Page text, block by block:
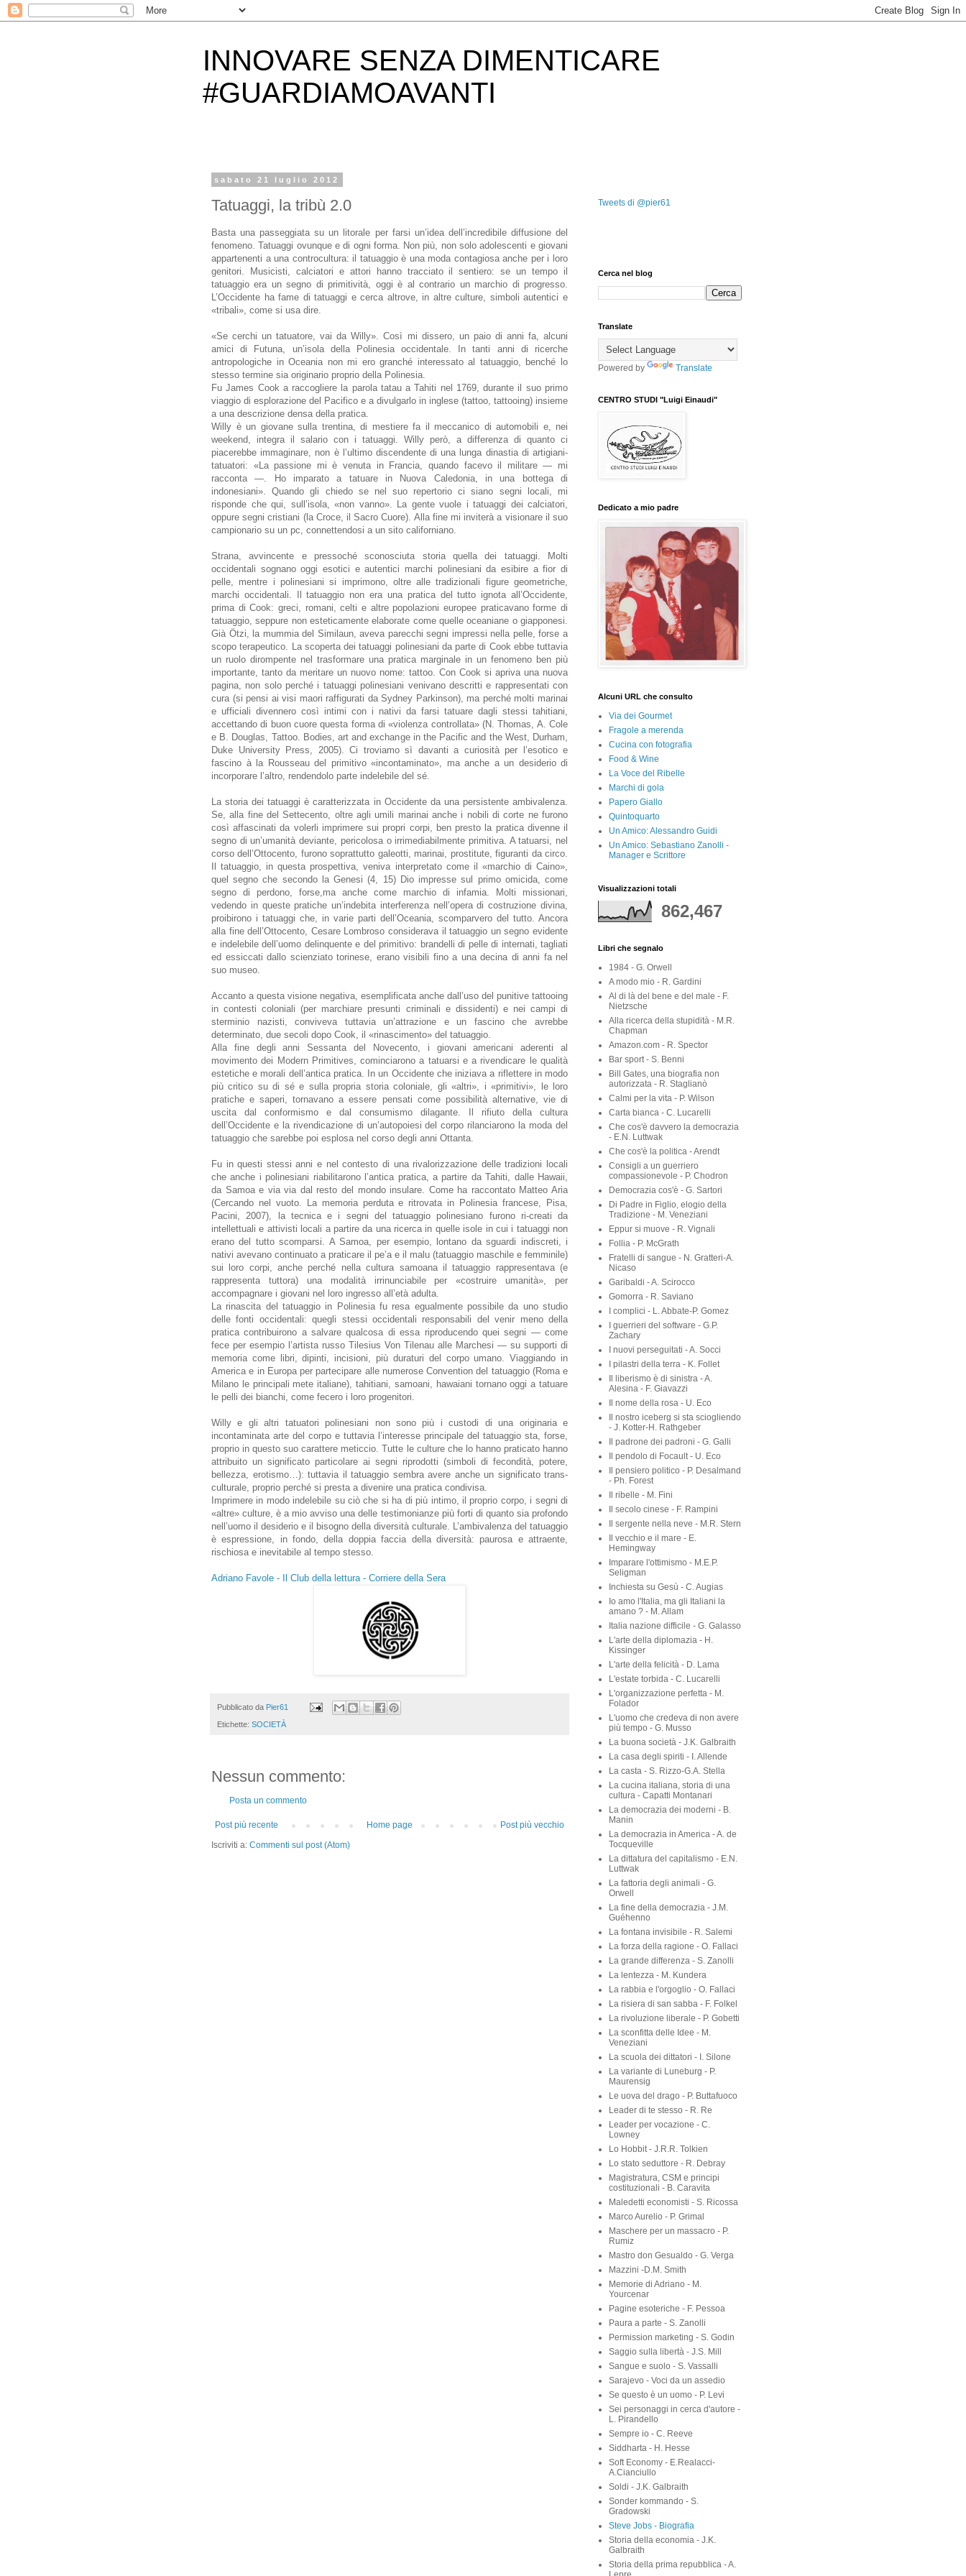
INNOVARE SENZA DIMENTICARE
#GUARDIAMOAVANTI
sabato 21 luglio 2012
Tatuaggi, la tribù 2.0
Basta una passeggiata su un litorale per farsi un’idea dell’incredibile diffusione del
fenomeno. Tatuaggi ovunque e di ogni forma. Non più, non solo adolescenti e giovani
appartenenti a una controcultura: il tatuaggio è una moda contagiosa anche per i loro
genitori. Musicisti, calciatori e attori hanno tracciato il sentiero: se un tempo il
tatuaggio era un segno di primitività, oggi è al contrario un marchio di progresso.
L’Occidente ha fame di tatuaggi e cerca altrove, in altre culture, simboli autentici e
«tribali», come si usa dire.
«Se cerchi un tatuatore, vai da Willy». Così mi dissero, un paio di anni fa, alcuni
amici di Futuna, un’isola della Polinesia occidentale. In tanti anni di ricerche
antropologiche in Oceania non mi ero granché interessato al tatuaggio, benché lo
stesso termine sia originario proprio della Polinesia.
Fu James Cook a raccogliere la parola tatau a Tahiti nel 1769, durante il suo primo
viaggio di esplorazione del Pacifico e a divulgarlo in inglese (tattoo, tattooing) insieme
a una descrizione densa della pratica.
Willy è un giovane sulla trentina, di mestiere fa il meccanico di automobili e, nei
weekend, integra il salario con i tatuaggi. Willy però, a differenza di quanto ci
piacerebbe immaginare, non è l’ultimo discendente di una lunga dinastia di artigiani-
tatuatori: «La passione mi è venuta in Francia, quando facevo il militare — mi
racconta —. Ho imparato a tatuare in Nuova Caledonia, in una bottega di
indonesiani». Quando gli chiedo se nel suo repertorio ci siano segni locali, mi
risponde che qui, sull’isola, «non vanno». La gente vuole i tatuaggi dei calciatori,
oppure segni cristiani (la Croce, il Sacro Cuore). Alla fine mi inviterà a visionare il suo
campionario su un pc, connettendosi a un sito californiano.
Strana, avvincente e pressoché sconosciuta storia quella dei tatuaggi. Molti
occidentali sognano oggi esotici e autentici marchi polinesiani da esibire a fior di
pelle, mentre i polinesiani si imprimono, oltre alle tradizionali figure geometriche,
marchi occidentali. Il tatuaggio non era una pratica del tutto ignota all’Occidente,
prima di Cook: greci, romani, celti e altre popolazioni europee praticavano forme di
tatuaggio, seppure non esteticamente elaborate come quelle oceaniane o giapponesi.
Già Ötzi, la mummia del Similaun, aveva parecchi segni impressi nella pelle, forse a
scopo terapeutico. La scoperta dei tatuaggi polinesiani da parte di Cook ebbe tuttavia
un ruolo dirompente nel trasformare una pratica marginale in un fenomeno ben più
importante, tanto da meritare un nuovo nome: tattoo. Con Cook si apriva una nuova
pagina, non solo perché i tatuaggi polinesiani venivano descritti e rappresentati con
cura (si pensi ai visi maori raffigurati da Sydney Parkinson), ma perché molti marinai
e ufficiali divennero così intimi con i nativi da farsi tatuare dagli stessi tahitiani,
accettando di buon cuore questa forma di «violenza controllata» (N. Thomas, A. Cole
e B. Douglas, Tattoo. Bodies, art and exchange in the Pacific and the West, Durham,
Duke University Press, 2005). Ci troviamo sì davanti a curiosità per l’esotico e
fascino à la Rousseau del primitivo «incontaminato», ma anche a un desiderio di
incorporare l’altro, rendendolo parte indelebile del sé.
La storia dei tatuaggi è caratterizzata in Occidente da una persistente ambivalenza.
Se, alla fine del Settecento, oltre agli umili marinai anche i nobili di corte ne furono
così affascinati da volerli imprimere sui propri corpi, ben presto la pratica divenne il
segno di un’umanità deviante, pericolosa o irrimediabilmente primitiva. A tatuarsi, nel
corso dell’Ottocento, furono soprattutto galeotti, marinai, prostitute, figuranti da circo.
Il tatuaggio, in questa prospettiva, veniva interpretato come il «marchio di Caino»,
quel segno che secondo la Genesi (4, 15) Dio impresse sul primo omicida, come
segno di perdono, forse,ma anche come marchio di infamia. Molti missionari,
vedendo in queste pratiche un’indebita interferenza nell’opera di costruzione divina,
proibirono i tatuaggi che, in varie parti dell’Oceania, scomparvero del tutto. Ancora
alla fine dell’Ottocento, Cesare Lombroso considerava il tatuaggio un segno evidente
e indelebile dell’uomo delinquente e del primitivo: brandelli di pelle di internati, tagliati
ed essiccati dallo scienziato torinese, erano visibili fino a una decina di anni fa nel
suo museo.
Accanto a questa visione negativa, esemplificata anche dall’uso del punitive tattooing
in contesti coloniali (per marchiare presunti criminali e dissidenti) e nei campi di
sterminio nazisti, conviveva tuttavia un’attrazione e un fascino che avrebbe
determinato, due secoli dopo Cook, il «rinascimento» del tatuaggio.
Alla fine degli anni Sessanta del Novecento, i giovani americani aderenti al
movimento dei Modern Primitives, cominciarono a tatuarsi e a rivendicare le qualità
estetiche e morali dell’antica pratica. In un Occidente che iniziava a riflettere in modo
più critico su di sé e sulla propria storia coloniale, gli «altri», i «primitivi», le loro
pratiche e saperi, tornavano a essere pensati come possibilità alternative, vie di
uscita dal conformismo e dal consumismo dilagante. Il rifiuto della cultura
dell’Occidente e la rivendicazione di un’autopoiesi del corpo rilanciarono la moda del
tatuaggio che sarebbe poi esplosa nel corso degli anni Ottanta.
Fu in questi stessi anni e nel contesto di una rivalorizzazione delle tradizioni locali
che anche i polinesiani riabilitarono l’antica pratica, a partire da Tahiti, dalle Hawaii,
da Samoa e via via dal resto del mondo insulare. Come ha raccontato Matteo Aria
(Cercando nel vuoto. La memoria perduta e ritrovata in Polinesia francese, Pisa,
Pacini, 2007), la tecnica e i segni del tatuaggio polinesiano furono ri-creati da
intellettuali e attivisti locali a partire da una ricerca in quelle isole in cui i tatuaggi non
erano del tutto scomparsi. A Samoa, per esempio, lontano da sguardi indiscreti, i
nativi avevano continuato a praticare il pe’a e il malu (tatuaggio maschile e femminile)
sui loro corpi, anche perché nella cultura samoana il tatuaggio rappresentava (e
rappresenta tuttora) una modalità irrinunciabile per «costruire umanità», per
accompagnare i giovani nel loro ingresso all’età adulta.
La rinascita del tatuaggio in Polinesia fu resa egualmente possibile da uno studio
delle fonti occidentali: quegli stessi occidentali responsabili del venir meno della
pratica contribuirono a salvare qualcosa di essa riproducendo quei segni — come
fece per esempio l’artista russo Tilesius Von Tilenau alle Marchesi — su supporti di
memoria come libri, dipinti, incisioni, più duraturi del corpo umano. Viaggiando in
America e in Europa per partecipare alle numerose Convention del tatuaggio (Roma e
Milano le principali mete italiane), tahitiani, samoani, hawaiani tornano oggi a tatuare
le pelli dei bianchi, come fecero i loro progenitori.
Willy e gli altri tatuatori polinesiani non sono più i custodi di una originaria e
incontaminata arte del corpo e tuttavia l’interesse principale del tatuaggio sta, forse,
proprio in questo suo carattere meticcio. Tutte le culture che lo hanno praticato hanno
attribuito un significato particolare ai segni riprodotti (simboli di fecondità, potere,
bellezza, erotismo…): tuttavia il tatuaggio sembra avere anche un significato trans-
culturale, proprio perché si presta a divenire una pratica condivisa.
Imprimere in modo indelebile su ciò che si ha di più intimo, il proprio corpo, i segni di
«altre» culture, è a mio avviso una delle testimonianze più forti di quanto sia profondo
nell’uomo il desiderio e il bisogno della diversità culturale. L’ambivalenza del tatuaggio
è espressione, in fondo, della doppia faccia della diversità: paurosa e attraente,
rischiosa e inevitabile al tempo stesso.
Adriano Favole - Il Club della lettura - Corriere della Sera
Pubblicato da Pier61
Etichette: SOCIETÀ
Nessun commento:
Posta un commento
Post più recente Post più vecchio
Home page
Iscriviti a: Commenti sul post (Atom)
Tweets di @pier61
Cerca nel blog
Translate
Powered by Translate
CENTRO STUDI "Luigi Einaudi"
Dedicato a mio padre
Alcuni URL che consulto
Via dei Gourmet
Fragole a merenda
Cucina con fotografia
Food & Wine
La Voce del Ribelle
Marchi di gola
Papero Giallo
Quintoquarto
Un Amico: Alessandro Guidi
Un Amico: Sebastiano Zanolli -
Manager e Scrittore
Visualizzazioni totali
862,467
Libri che segnalo
1984 - G. Orwell
A modo mio - R. Gardini
Al di là del bene e del male - F.
Nietzsche
Alla ricerca della stupidità - M.R.
Chapman
Amazon.com - R. Spector
Bar sport - S. Benni
Bill Gates, una biografia non
autorizzata - R. Staglianò
Calmi per la vita - P. Wilson
Carta bianca - C. Lucarelli
Che cos'è davvero la democrazia
- E.N. Luttwak
Che cos'è la politica - Arendt
Consigli a un guerriero
compassionevole - P. Chodron
Democrazia cos'è - G. Sartori
Di Padre in Figlio, elogio della
Tradizione - M. Veneziani
Eppur si muove - R. Vignali
Follia - P. McGrath
Fratelli di sangue - N. Gratteri-A.
Nicaso
Garibaldi - A. Scirocco
Gomorra - R. Saviano
I complici - L. Abbate-P. Gomez
I guerrieri del software - G.P.
Zachary
I nuovi perseguitati - A. Socci
I pilastri della terra - K. Follet
Il liberismo è di sinistra - A.
Alesina - F. Giavazzi
Il nome della rosa - U. Eco
Il nostro iceberg si sta sciogliendo
- J. Kotter-H. Rathgeber
Il padrone dei padroni - G. Galli
Il pendolo di Focault - U. Eco
Il pensiero politico - P. Desalmand
- Ph. Forest
Il ribelle - M. Fini
Il secolo cinese - F. Rampini
Il sergente nella neve - M.R. Stern
Il vecchio e il mare - E.
Hemingway
Imparare l'ottimismo - M.E.P.
Seligman
Inchiesta su Gesù - C. Augias
Io amo l'Italia, ma gli Italiani la
amano ? - M. Allam
Italia nazione difficile - G. Galasso
L'arte della diplomazia - H.
Kissinger
L'arte della felicità - D. Lama
L'estate torbida - C. Lucarelli
L'organizzazione perfetta - M.
Folador
L'uomo che credeva di non avere
più tempo - G. Musso
La buona società - J.K. Galbraith
La casa degli spiriti - I. Allende
La casta - S. Rizzo-G.A. Stella
La cucina italiana, storia di una
cultura - Capatti Montanari
La democrazia dei moderni - B.
Manin
La democrazia in America - A. de
Tocqueville
La dittatura del capitalismo - E.N.
Luttwak
La fattoria degli animali - G.
Orwell
La fine della democrazia - J.M.
Guéhenno
La fontana invisibile - R. Salemi
La forza della ragione - O. Fallaci
La grande differenza - S. Zanolli
La lentezza - M. Kundera
La rabbia e l'orgoglio - O. Fallaci
La risiera di san sabba - F. Folkel
La rivoluzione liberale - P. Gobetti
La sconfitta delle Idee - M.
Veneziani
La scuola dei dittatori - I. Silone
La variante di Luneburg - P.
Maurensig
Le uova del drago - P. Buttafuoco
Leader di te stesso - R. Re
Leader per vocazione - C.
Lowney
Lo Hobbit - J.R.R. Tolkien
Lo stato seduttore - R. Debray
Magistratura, CSM e principi
costituzionali - B. Caravita
Maledetti economisti - S. Ricossa
Marco Aurelio - P. Grimal
Maschere per un massacro - P.
Rumiz
Mastro don Gesualdo - G. Verga
Mazzini -D.M. Smith
Memorie di Adriano - M.
Yourcenar
Pagine esoteriche - F. Pessoa
Paura a parte - S. Zanolli
Permission marketing - S. Godin
Saggio sulla libertà - J.S. Mill
Sangue e suolo - S. Vassalli
Sarajevo - Voci da un assedio
Se questo è un uomo - P. Levi
Sei personaggi in cerca d'autore -
L. Pirandello
Sempre io - C. Reeve
Siddharta - H. Hesse
Soft Economy - E.Realacci-
A.Cianciullo
Soldi - J.K. Galbraith
Sonder kommando - S.
Gradowski
Steve Jobs - Biografia
Storia della economia - J.K.
Galbraith
Storia della prima repubblica - A.